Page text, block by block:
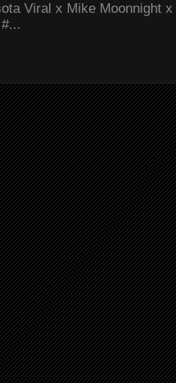
Viral x Mike Moonnight